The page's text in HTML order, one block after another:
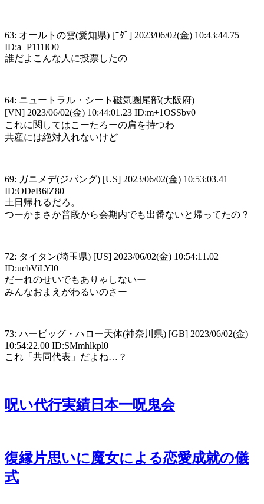
63: オールトの雲(愛知県) [ﾆﾀﾞ] 2023/06/02(金) 10:43:44.75
ID:a+P111lO0
誰だよこんな人に投票したの
64: ニュートラル・シート磁気圏尾部(大阪府)
[VN] 2023/06/02(金) 10:44:01.23 ID:m+1OSSbv0
これに関してはこーたろーの肩を持つわ
共産には絶対入れないけど
69: ガニメデ(ジパング) [US] 2023/06/02(金) 10:53:03.41
ID:ODeB6lZ80
土日帰れるだろ。
つーかまさか普段から会期内でも出番ないと帰ってたの？
72: タイタン(埼玉県) [US] 2023/06/02(金) 10:54:11.02
ID:ucbViLYl0
だーれのせいでもありゃしないー
みんなおまえがわるいのさー
73: ハービッグ・ハロー天体(神奈川県) [GB] 2023/06/02(金)
10:54:22.00 ID:SMmhlkpl0
これ「共同代表」だよね…？
呪い代行実績日本一呪鬼会
復縁片思いに魔女による恋愛成就の儀
式